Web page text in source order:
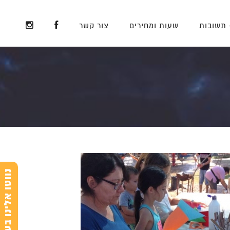
תשובות שעות ומחירים צור קשר
נ
e